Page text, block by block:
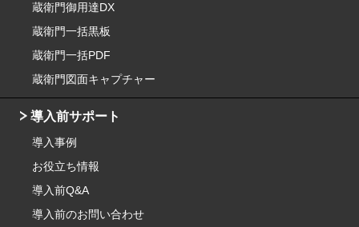
蔵衛門御用達DX
蔵衛門一括黒板
蔵衛門一括PDF
蔵衛門図面キャプチャー
導入前サポート
導入事例
お役立ち情報
導入前Q&A
導入前のお問い合わせ